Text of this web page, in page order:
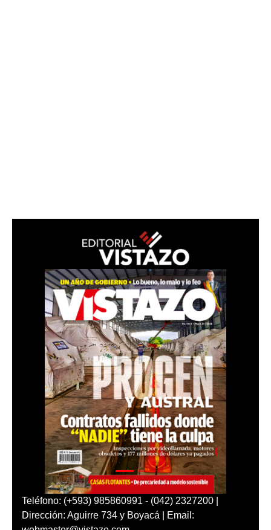
Teléfono: (+593) 985860991 - (042) 2327200 |
Dirección: Aguirre 734 y Boyacá | Email: